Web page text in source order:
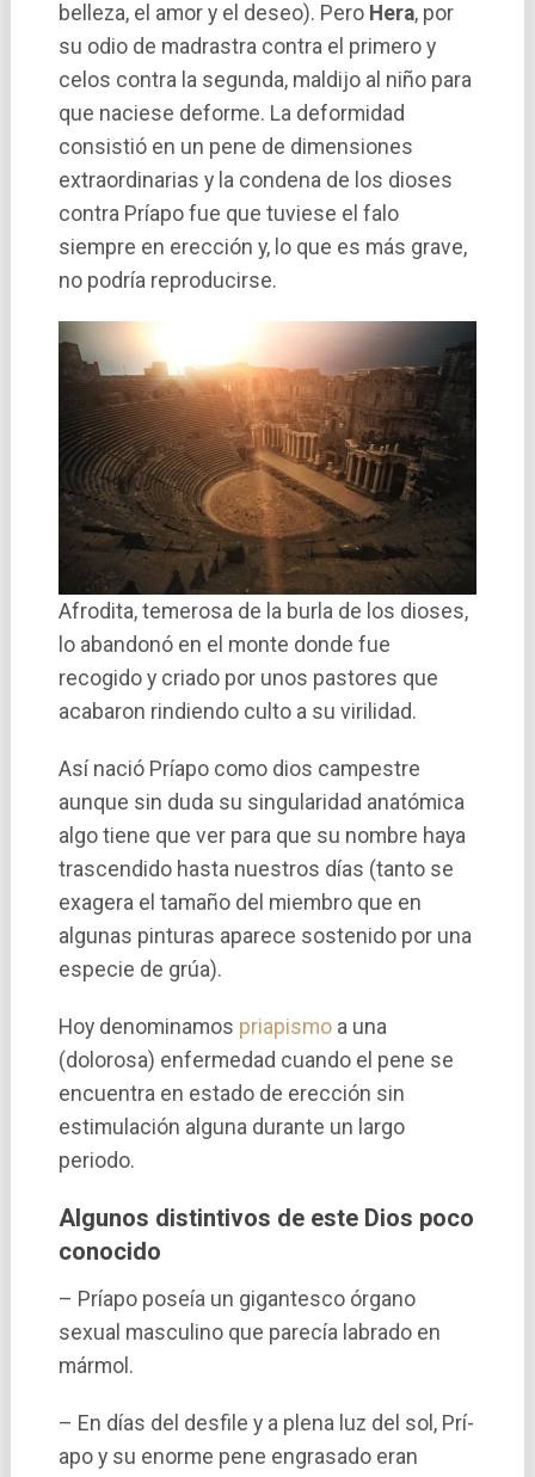
belleza, el amor y el deseo). Pero Hera, por
su odio de madrastra contra el primero y
celos contra la segunda, maldijo al niño para
que naciese deforme. La deformidad
consistió en un pene de dimensiones
extraordinarias y la condena de los dioses
contra Príapo fue que tuviese el falo
siempre en erección y, lo que es más grave,
no podría reproducirse.
Afrodita, temerosa de la burla de los dioses,
lo abandonó en el monte donde fue
recogido y criado por unos pastores que
acabaron rindiendo culto a su virilidad.
Así­ nació Prí­apo como dios campestre
aunque sin duda su singularidad anatómica
algo tiene que ver para que su nombre haya
trascendido hasta nuestros días (tanto se
exagera el tamaño del miembro que en
algunas pinturas aparece sostenido por una
especie de grúa).
Hoy denominamos priapismoa una
(dolorosa) enfermedad cuando el pene se
encuentra en estado de erección sin
estimulación alguna durante un largo
periodo.
Algunos distintivos de este Dios poco
conocido
– Prí­apo poseí­a un gigantesco órgano
sexual masculino que parecí­a labrado en
mármol.
– En dí­as del desfile y a plena luz del sol, Prí­
apo y su enorme pene engrasado eran